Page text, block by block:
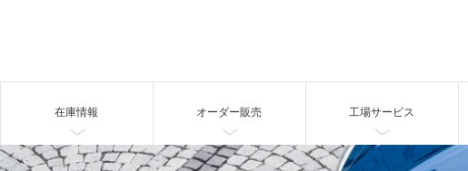
在庫情報 オーダー販売 工場サービス